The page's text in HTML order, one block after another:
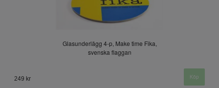
Glasunderlägg 4-p, Make time Fika,
svenska flaggan
249 kr